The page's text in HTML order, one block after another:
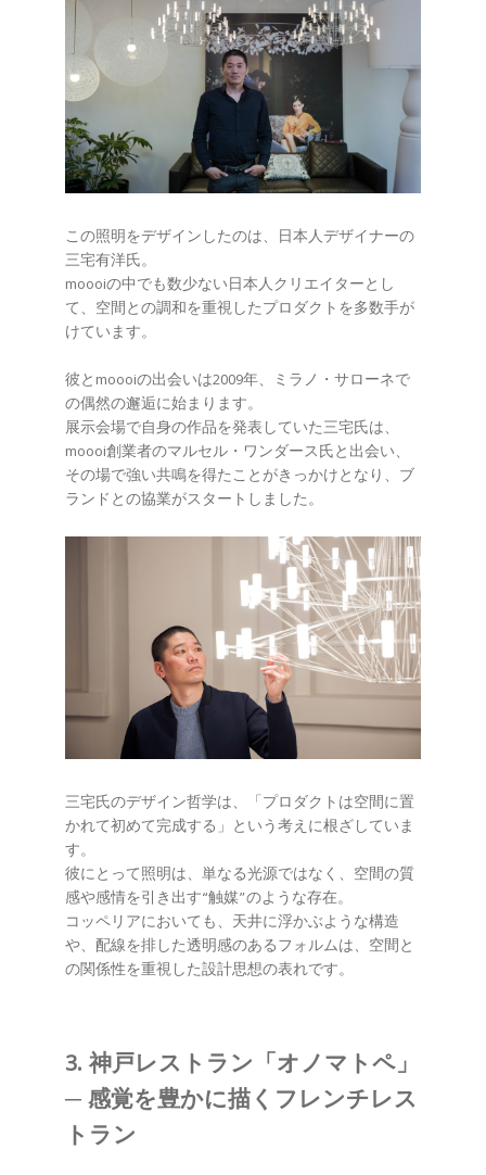
この照明をデザインしたのは、日本人デザイナーの
三宅有洋氏。
moooiの中でも数少ない日本人クリエイターとし
て、空間との調和を重視したプロダクトを多数手が
けています。
彼とmoooiの出会いは2009年、ミラノ・サローネで
の偶然の邂逅に始まります。
展示会場で自身の作品を発表していた三宅氏は、
moooi創業者のマルセル・ワンダース氏と出会い、
その場で強い共鳴を得たことがきっかけとなり、ブ
ランドとの協業がスタートしました。
三宅氏のデザイン哲学は、「プロダクトは空間に置
かれて初めて完成する」という考えに根ざしていま
す。
彼にとって照明は、単なる光源ではなく、空間の質
感や感情を引き出す“触媒”のような存在。
コッペリアにおいても、天井に浮かぶような構造
や、配線を排した透明感のあるフォルムは、空間と
の関係性を重視した設計思想の表れです。
3. 神戸レストラン「オノマトペ」
─ 感覚を豊かに描くフレンチレス
トラン